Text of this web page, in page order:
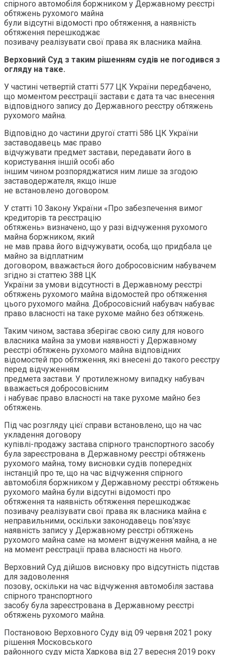
спірного автомобіля боржником у Державному реєстрі
обтяжень рухомого майна
були відсутні відомості про обтяження, а наявність
обтяження перешкоджає
позивачу реалізувати свої права як власника майна.
Верховний Суд з таким рішенням судів не погодився з
огляду на таке.
У частині четвертій статті 577 ЦК України передбачено,
що моментом реєстрації застави є дата та час внесення
відповідного запису до Державного реєстру обтяжень
рухомого майна.
Відповідно до частини другої статті 586 ЦК України
заставодавець має право
відчужувати предмет застави, передавати його в
користування іншій особі або
іншим чином розпоряджатися ним лише за згодою
заставодержателя, якщо інше
не встановлено договором.
У статті 10 Закону України «Про забезпечення вимог
кредиторів та реєстрацію
обтяжень» визначено, що у разі відчуження рухомого
майна боржником, який
не мав права його відчужувати, особа, що придбала це
майно за відплатним
договором, вважається його добросовісним набувачем
згідно зі статтею 388 ЦК
України за умови відсутності в Державному реєстрі
обтяжень рухомого майна відомостей про обтяження
цього рухомого майна. Добросовісний набувач набуває
право власності на таке рухоме майно без обтяжень.
Таким чином, застава зберігає свою силу для нового
власника майна за умови наявності у Державному
реєстрі обтяжень рухомого майна відповідних
відомостей про обтяження, які внесені до такого реєстру
перед відчуженням
предмета застави. У протилежному випадку набувач
вважається добросовісним
і набуває право власності на таке рухоме майно без
обтяжень.
Під час розгляду цієї справи встановлено, що на час
укладення договору
купівлі-продажу застава спірного транспортного засобу
була зареєстрована в Державному реєстрі обтяжень
рухомого майна, тому висновки судів попередніх
інстанцій про те, що на час відчуження спірного
автомобіля боржником у Державному реєстрі обтяжень
рухомого майна були відсутні відомості про
обтяження та наявність обтяження перешкоджає
позивачу реалізувати свої права як власника майна є
неправильними, оскільки законодавець пов’язує
наявність запису у Державному реєстрі обтяжень
рухомого майна саме на момент відчуження майна, а не
на момент реєстрації права власності на нього.
Верховний Суд дійшов висновку про відсутність підстав
для задоволення
позову, оскільки на час відчуження автомобіля застава
спірного транспортного
засобу була зареєстрована в Державному реєстрі
обтяжень рухомого майна.
Постановою Верховного Суду від 09 червня 2021 року
рішення Московського
районного суду міста Харкова від 27 вересня 2019 року